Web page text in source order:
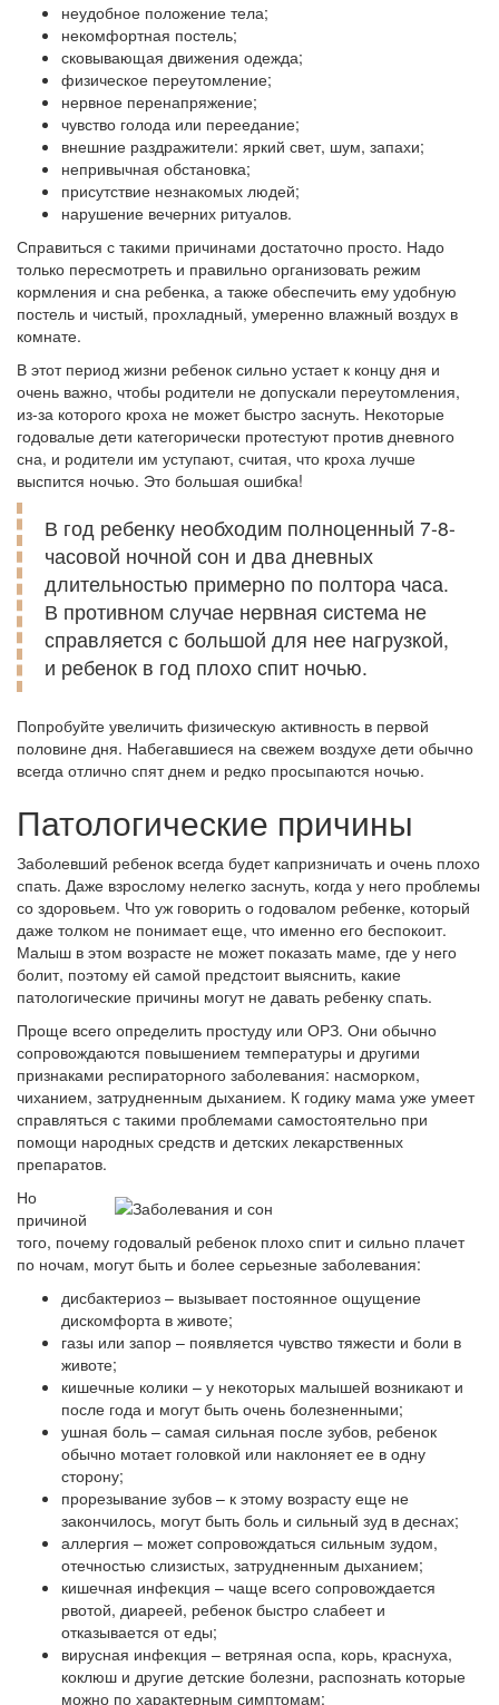
неудобное положение тела;
некомфортная постель;
сковывающая движения одежда;
физическое переутомление;
нервное перенапряжение;
чувство голода или переедание;
внешние раздражители: яркий свет, шум, запахи;
непривычная обстановка;
присутствие незнакомых людей;
нарушение вечерних ритуалов.
Справиться с такими причинами достаточно просто. Надо
только пересмотреть и правильно организовать режим
кормления и сна ребенка, а также обеспечить ему удобную
постель и чистый, прохладный, умеренно влажный воздух в
комнате.
В этот период жизни ребенок сильно устает к концу дня и
очень важно, чтобы родители не допускали переутомления,
из-за которого кроха не может быстро заснуть. Некоторые
годовалые дети категорически протестуют против дневного
сна, и родители им уступают, считая, что кроха лучше
выспится ночью. Это большая ошибка!
В год ребенку необходим полноценный 7-8-
часовой ночной сон и два дневных
длительностью примерно по полтора часа.
В противном случае нервная система не
справляется с большой для нее нагрузкой,
и ребенок в год плохо спит ночью.
Попробуйте увеличить физическую активность в первой
половине дня. Набегавшиеся на свежем воздухе дети обычно
всегда отлично спят днем и редко просыпаются ночью.
Патологические причины
Заболевший ребенок всегда будет капризничать и очень плохо
спать. Даже взрослому нелегко заснуть, когда у него проблемы
со здоровьем. Что уж говорить о годовалом ребенке, который
даже толком не понимает еще, что именно его беспокоит.
Малыш в этом возрасте не может показать маме, где у него
болит, поэтому ей самой предстоит выяснить, какие
патологические причины могут не давать ребенку спать.
Проще всего определить простуду или ОРЗ. Они обычно
сопровождаются повышением температуры и другими
признаками респираторного заболевания: насморком,
чиханием, затрудненным дыханием. К годику мама уже умеет
справляться с такими проблемами самостоятельно при
помощи народных средств и детских лекарственных
препаратов.
Но
причиной
того, почему годовалый ребенок плохо спит и сильно плачет
по ночам, могут быть и более серьезные заболевания:
дисбактериоз – вызывает постоянное ощущение
дискомфорта в животе;
газы или запор – появляется чувство тяжести и боли в
животе;
кишечные колики – у некоторых малышей возникают и
после года и могут быть очень болезненными;
ушная боль – самая сильная после зубов, ребенок
обычно мотает головкой или наклоняет ее в одну
сторону;
прорезывание зубов – к этому возрасту еще не
закончилось, могут быть боль и сильный зуд в деснах;
аллергия – может сопровождаться сильным зудом,
отечностью слизистых, затрудненным дыханием;
кишечная инфекция – чаще всего сопровождается
рвотой, диареей, ребенок быстро слабеет и
отказывается от еды;
вирусная инфекция – ветряная оспа, корь, краснуха,
коклюш и другие детские болезни, распознать которые
можно по характерным симптомам;